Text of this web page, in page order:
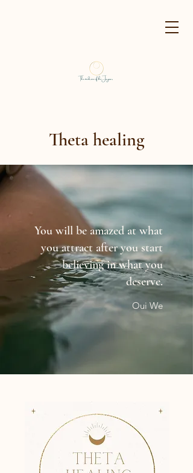
Theta healing
You will be amazed at what
you attract after you start
believing in what you
deserve.
Oui We